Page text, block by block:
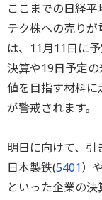
ここまでの日経
テク株への売り
は、11月11日に
決算や19日予定
値を目指す材料
が警戒されます。
明日に向けて、
日本製鉄(5401）
といった企業の決